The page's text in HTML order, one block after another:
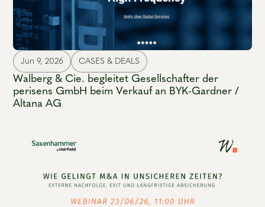
Jun 9, 2026 CASES & DEALS
Walberg & Cie. begleitet Gesellschafter der
perisens GmbH beim Verkauf an BYK-Gardner /
Altana AG